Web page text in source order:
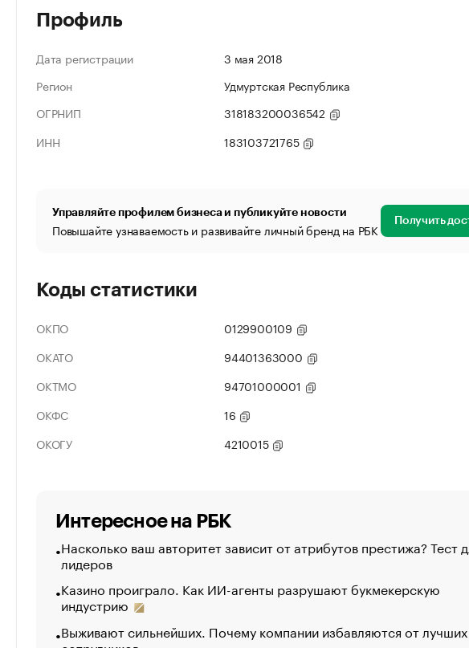
Профиль
Дата регистрации
3 мая 2018
Регион
Удмуртская Республика
ОГРНИП
318183200036542
ИНН
183103721765
Управляйте профилем бизнеса и публикуйте новости
Повышайте узнаваемость и развивайте личный бренд на РБК Получить
Коды статистики
ОКПО
0129900109
ОКАТО
94401363000
ОКТМО
94701000001
ОКФС
16
ОКОГУ
4210015
Интересное на РБК
Насколько ваш авторитет зависит от атрибутов престижа? Тест
лидеров
Казино проиграло. Как ИИ-агенты разрушают букмекерскую
индустрию
Выживают сильнейших. Почему компании избавляются от лучших